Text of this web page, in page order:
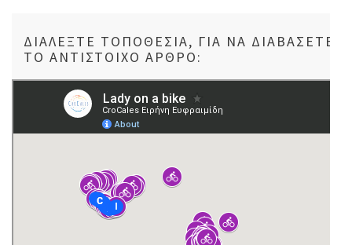
ΔΙΑΛΈΞΤΕ ΤΟΠΟΘΕΣΊΑ, ΓΙΑ ΝΑ ΔΙΑΒΆΣΕΤΕ
ΤΟ ΑΝΤΊΣΤΟΙΧΟ ΆΡΘΡΟ: